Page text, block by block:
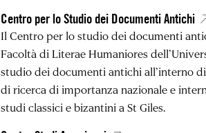
Centro per lo Studio dei Documenti Antichi
Il Centro per lo studio dei documenti
Facoltà di Literae Humaniores
studio dei documenti antichi all’interno
di ricerca di importanza nazionale e
studi classici e bizantini a St Giles.